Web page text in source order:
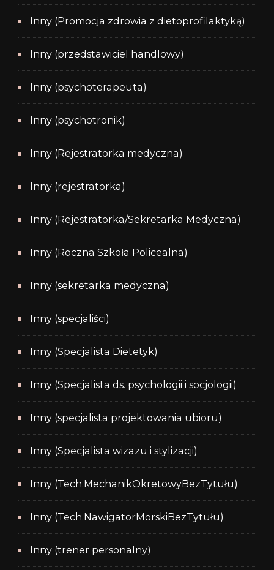
Inny (Promocja zdrowia z dietoprofilaktyką)
Inny (przedstawiciel handlowy)
Inny (psychoterapeuta)
Inny (psychotronik)
Inny (Rejestratorka medyczna)
Inny (rejestratorka)
Inny (Rejestratorka/Sekretarka Medyczna)
Inny (Roczna Szkoła Policealna)
Inny (sekretarka medyczna)
Inny (specjaliści)
Inny (Specjalista Dietetyk)
Inny (Specjalista ds. psychologii i socjologii)
Inny (specjalista projektowania ubioru)
Inny (Specjalista wizazu i stylizacji)
Inny (Tech.MechanikOkretowyBezTytułu)
Inny (Tech.NawigatorMorskiBezTytułu)
Inny (trener personalny)